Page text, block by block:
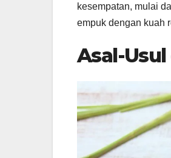
kesempatan, mulai
empuk dengan kuah
Asal-Usul